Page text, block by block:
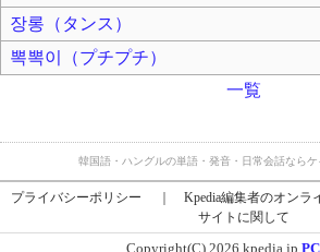
장롱（タンス）
뽁뽁이（プチプチ）
一覧
韓国語・ハングルの単語・発音・日常会話ならケ
プライバシーポリシー Kpedia編集者のオンラ
サイトに関して
Copyright(C) 2026 kpedia.jp